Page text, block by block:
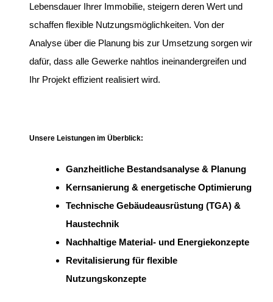
Lebensdauer Ihrer Immobilie, steigern deren Wert und
schaffen flexible Nutzungsmöglichkeiten. Von der
Analyse über die Planung bis zur Umsetzung sorgen wir
dafür, dass alle Gewerke nahtlos ineinandergreifen und
Ihr Projekt effizient realisiert wird.
Unsere Leistungen im Überblick:
Ganzheitliche Bestandsanalyse & Planung
Kernsanierung & energetische Optimierung
Technische Gebäudeausrüstung (TGA) &
Haustechnik
Nachhaltige Material- und Energiekonzepte
Revitalisierung für flexible
Nutzungskonzepte